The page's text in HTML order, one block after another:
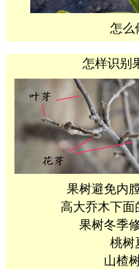
怎么
怎样识别
果树避免内
高大乔木下面
果树冬季
桃树
山楂